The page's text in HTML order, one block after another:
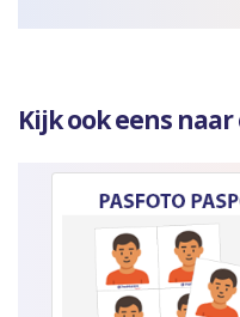
Kijk ook eens